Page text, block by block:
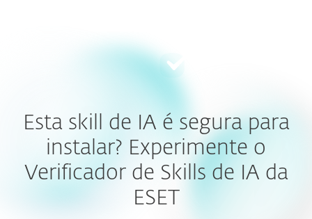
Esta skill de IA é segura para
instalar? Experimente o
Verificador de Skills de IA da
ESET